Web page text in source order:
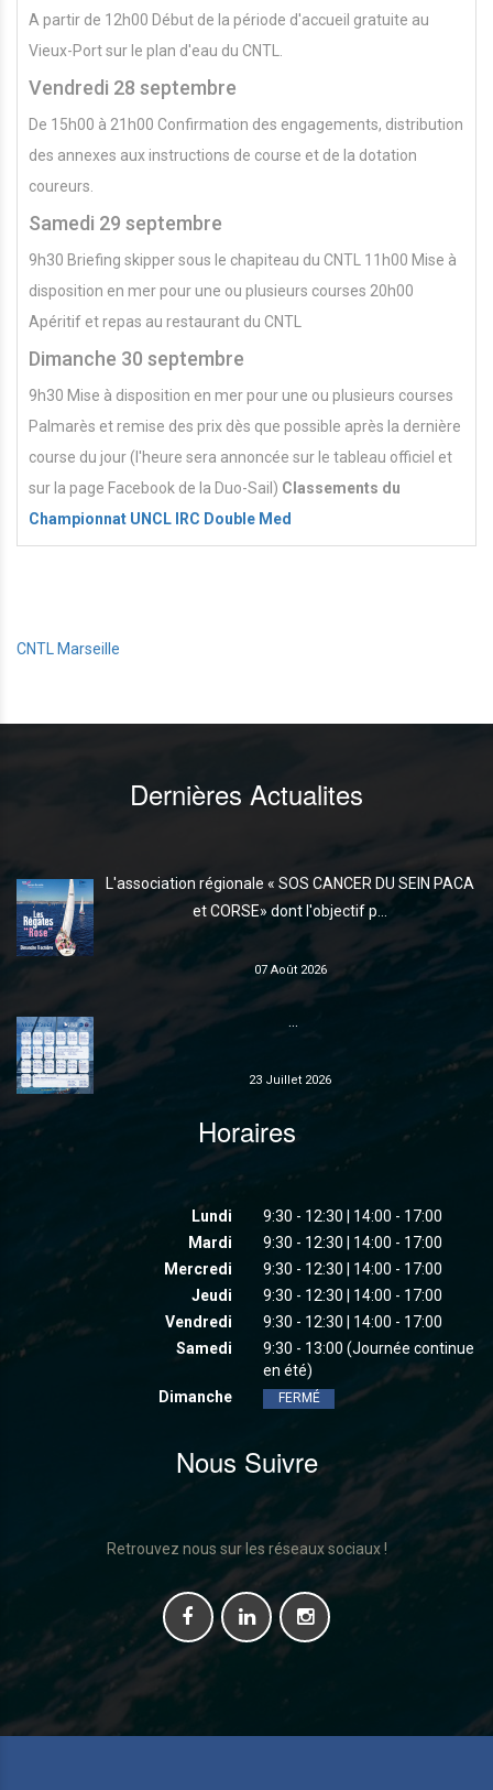
A partir de 12h00 Début de la période d'accueil gratuite au
Vieux-Port sur le plan d'eau du CNTL.
Vendredi 28 septembre
De 15h00 à 21h00 Confirmation des engagements, distribution
des annexes aux instructions de course et de la dotation
coureurs.
Samedi 29 septembre
9h30 Briefing skipper sous le chapiteau du CNTL 11h00 Mise à
disposition en mer pour une ou plusieurs courses 20h00
Apéritif et repas au restaurant du CNTL
Dimanche 30 septembre
9h30 Mise à disposition en mer pour une ou plusieurs courses
Palmarès et remise des prix dès que possible après la dernière
course du jour (l'heure sera annoncée sur le tableau officiel et
sur la page Facebook de la Duo-Sail) Classements du
Championnat UNCL IRC Double Med
CNTL Marseille
Dernières Actualites
L'association régionale « SOS CANCER DU SEIN PACA
et CORSE» dont l'objectif p...
07 Août 2026
23 Juillet 2026
Horaires
Lundi
9:30 - 12:30 | 14:00 - 17:00
Mardi
9:30 - 12:30 | 14:00 - 17:00
Mercredi
9:30 - 12:30 | 14:00 - 17:00
Jeudi
9:30 - 12:30 | 14:00 - 17:00
Vendredi
9:30 - 12:30 | 14:00 - 17:00
Samedi
9:30 - 13:00 (Journée continue
en été)
Dimanche
FERMÉ
Nous Suivre
Retrouvez nous sur les réseaux sociaux !